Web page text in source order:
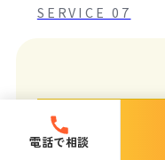
SERVICE 07
ホームペー
電話で相談